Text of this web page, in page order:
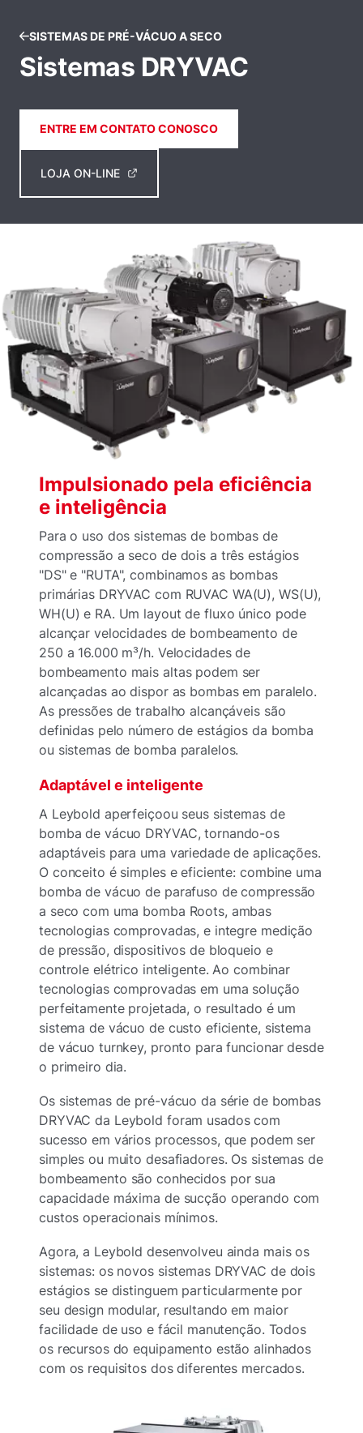
SISTEMAS DE PRÉ-VÁCUO A SECO
Sistemas DRYVAC
ENTRE EM CONTATO CONOSCO
LOJA ON-LINE
Impulsionado pela eficiência
e inteligência
Para o uso dos sistemas de bombas de
compressão a seco de dois a três estágios
"DS" e "RUTA", combinamos as bombas
primárias DRYVAC com RUVAC WA(U), WS(U),
WH(U) e RA. Um layout de fluxo único pode
alcançar velocidades de bombeamento de
250 a 16.000 m³/h. Velocidades de
bombeamento mais altas podem ser
alcançadas ao dispor as bombas em paralelo.
As pressões de trabalho alcançáveis são
definidas pelo número de estágios da bomba
ou sistemas de bomba paralelos.
Adaptável e inteligente
A Leybold aperfeiçoou seus sistemas de
bomba de vácuo DRYVAC, tornando-os
adaptáveis para uma variedade de aplicações.
O conceito é simples e eficiente: combine uma
bomba de vácuo de parafuso de compressão
a seco com uma bomba Roots, ambas
tecnologias comprovadas, e integre medição
de pressão, dispositivos de bloqueio e
controle elétrico inteligente. Ao combinar
tecnologias comprovadas em uma solução
perfeitamente projetada, o resultado é um
sistema de vácuo de custo eficiente, sistema
de vácuo turnkey, pronto para funcionar desde
o primeiro dia.
Os sistemas de pré-vácuo da série de bombas
DRYVAC da Leybold foram usados com
sucesso em vários processos, que podem ser
simples ou muito desafiadores. Os sistemas de
bombeamento são conhecidos por sua
capacidade máxima de sucção operando com
custos operacionais mínimos.
Agora, a Leybold desenvolveu ainda mais os
sistemas: os novos sistemas DRYVAC de dois
estágios se distinguem particularmente por
seu design modular, resultando em maior
facilidade de uso e fácil manutenção. Todos
os recursos do equipamento estão alinhados
com os requisitos dos diferentes mercados.